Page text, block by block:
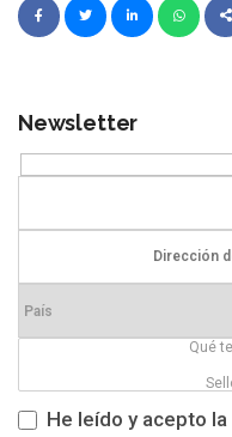
Newsletter
He leído y acepto la